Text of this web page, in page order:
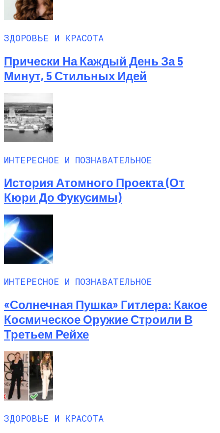
ЗДОРОВЬЕ И КРАСОТА
Прически На Каждый День За 5
Минут, 5 Стильных Идей
ИНТЕРЕСНОЕ И ПОЗНАВАТЕЛЬНОЕ
История Атомного Проекта (от
Кюри До Фукусимы)
ИНТЕРЕСНОЕ И ПОЗНАВАТЕЛЬНОЕ
«Солнечная Пушка» Гитлера: Какое
Космическое Оружие Строили В
Третьем Рейхе
ЗДОРОВЬЕ И КРАСОТА